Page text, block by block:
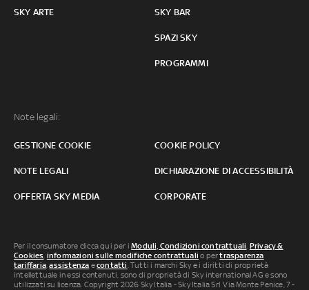
SKY ARTE SKY BAR
SPAZI SKY
PROGRAMMI
Note legali:
GESTIONE COOKIE COOKIE POLICY
NOTE LEGALI DICHIARAZIONE DI ACCESSIBILITÀ
OFFERTA SKY MEDIA CORPORATE
Per il consumatore clicca qui per iModuli, Condizioni contrattuali Privacy &
Cookies informazioni sulle modifiche contrattuali o pertrasparenza
tariffaria ,assistenza econtatti . Tutti i marchi Sky e i diritti di proprietà
intellettuale in essi contenuti, sono di proprietà di Sky international AG e sono
utilizzati su licenza. Copyright 2026 Sky Italia - Sky Italia Srl Via Monte Penice, 7 -